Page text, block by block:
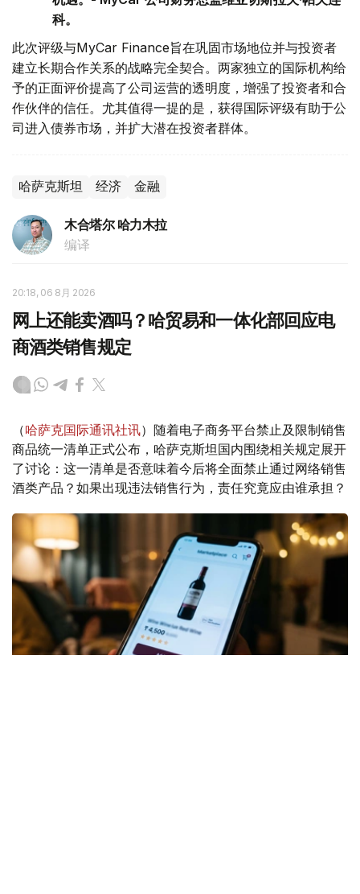
科。
此次评级与MyCar Finance旨在巩固市场地位并与投资者
建立长期合作关系的战略完全契合。两家独立的国际机构给
予的正面评价提高了公司运营的透明度，增强了投资者和合
作伙伴的信任。尤其值得一提的是，获得国际评级有助于公
司进入债券市场，并扩大潜在投资者群体。
哈萨克斯坦 经济 金融
木合塔尔 哈力木拉
编译
20:18, 06 8月 2026
网上还能卖酒吗？哈贸易和一体化部回应电
商酒类销售规定
（哈萨克国际通讯社讯）随着电子商务平台禁止及限制销售
商品统一清单正式公布，哈萨克斯坦国内围绕相关规定展开
了讨论：这一清单是否意味着今后将全面禁止通过网络销售
酒类产品？如果出现违法销售行为，责任究竟应由谁承担？